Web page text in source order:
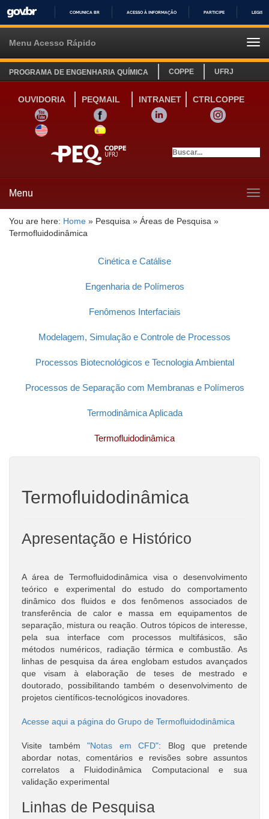
IR
COMUNICA BR ACESSO À INFORMAÇÃO PARTICIPE
Menu Acesso Rápido
PROGRAMA DE ENGENHARIA QUÍMICA COPPE UFRJ
OUVIDORIA PEQMAIL INTRANET
CTRLCOPPE
YOUTUBE
FACEBOOK LINKEDIN
INSTAGRAM
SITE INGLÊS
LINK SITE ESPANHOL
Menu
You are here: Home » Pesquisa » Áreas de Pesquisa »
Termofluidodinâmica
Cinética e Catálise
Engenharia de Polímeros
Fenômenos Interfaciais
Modelagem, Simulação e Controle de Processos
Processos Biotecnológicos e Tecnologia Ambiental
Processos de Separação com Membranas e Polímeros
Termodinâmica Aplicada
Termofluidodinâmica
Termofluidodinâmica
Apresentação e Histórico
A área de Termofluidodinâmica visa o desenvolvimento
teórico e experimental do estudo do comportamento
dinâmico dos fluidos e dos fenômenos associados de
transferência de calor e massa em equipamentos de
separação, mistura ou reação. Outros tópicos de interesse,
pela sua interface com processos multifásicos, são
métodos numéricos, radiação térmica e combustão. As
linhas de pesquisa da área englobam estudos avançados
que visam à elaboração de teses de mestrado e
doutorado, possibilitando também o desenvolvimento de
projetos científicos-tecnológicos inovadores.
Acesse aqui a página do Grupo de Termofluidodinâmica
Visite também"Notas em CFD": Blog que pretende
abordar notas, comentários e revisões sobre assuntos
correlatos a Fluidodinâmica Computacional e sua
validação experimental
Linhas de Pesquisa